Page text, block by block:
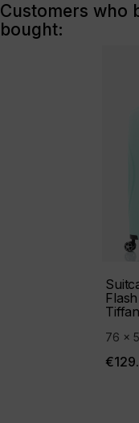
Customers who
bought:
76 x